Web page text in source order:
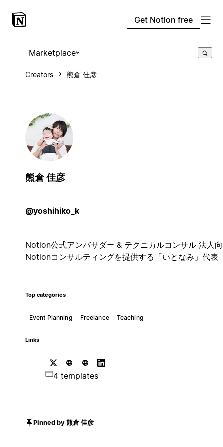
Get Notion free
Marketplace
Creators 熊倉 佳彦
熊倉 佳彦
@yoshihiko_k
Notion公式アンバサダー & テクニカルコンサル 法人
Notionコンサルティングを提供する「いとなみ」代表
Top categories
Event Planning Freelance Teaching
Links
4 templates
Pinned by 熊倉 佳彦